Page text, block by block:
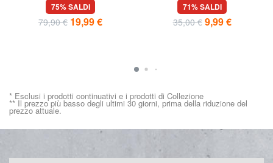
75% SALDI
79,90 € 19,99 €
71% SALDI
35,00 € 9,99 €
* Esclusi i prodotti continuativi e i prodotti di Collezione
** Il prezzo più basso degli ultimi 30 giorni, prima della riduzione del
prezzo attuale.